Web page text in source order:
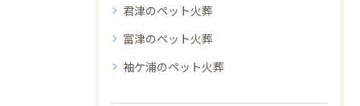
君津のペット火葬
富津のペット火葬
袖ケ浦のペット火葬